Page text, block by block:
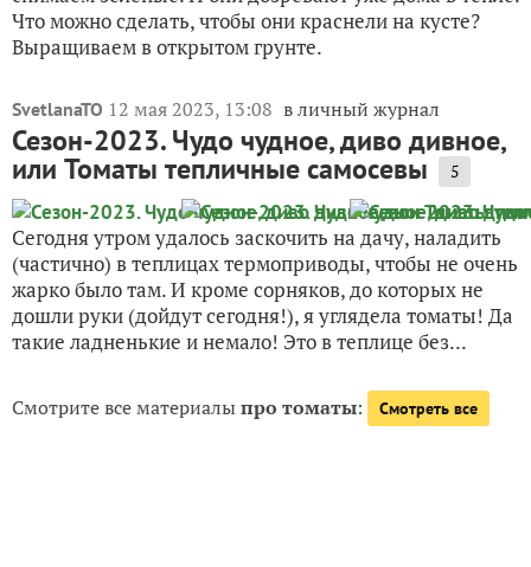
Что можно сделать, чтобы они краснели на кусте?
Выращиваем в открытом грунте.
SvetlanaTO 12 мая 2023, 13:08 в личный журнал
Сезон-2023. Чудо чудное, диво дивное,
или Томаты тепличные самосевы 5
Сегодня утром удалось заскочить на дачу, наладить
(частично) в теплицах термоприводы, чтобы не очень
жарко было там. И кроме сорняков, до которых не
дошли руки (дойдут сегодня!), я углядела томаты! Да
такие ладненькие и немало! Это в теплице без...
Смотрите все материалыпро томаты: Смотреть все